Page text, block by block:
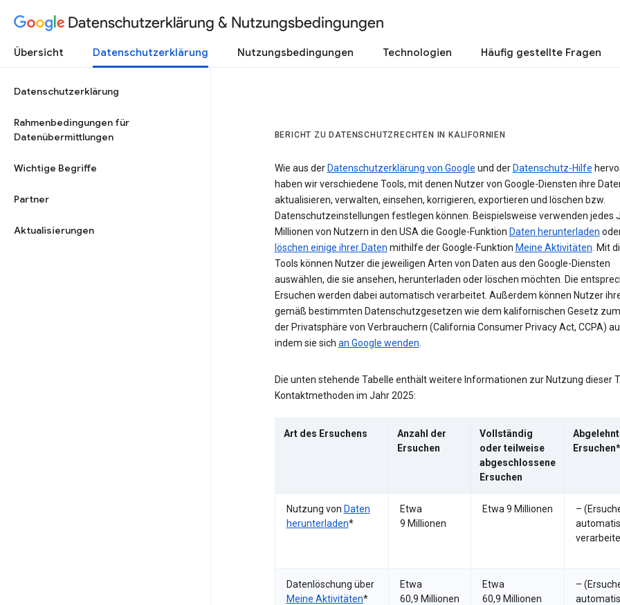
Datenschutzerklärung & Nutzungsbedingungen
Übersicht Datenschutzerklärung Nutzungsbedingungen Technologien Häufig gestellte Fragen
Datenschutzerklärung
Rahmenbedingungen für
Datenübermittlungen
Wichtige Begriffe
Partner
Aktualisierungen
BERICHT ZU DATENSCHUTZRECHTEN IN KALIFORNIEN
Wie aus der Datenschutzerklärung von Google und der Datenschutz-Hilfe
haben wir verschiedene Tools, mit denen Nutzer von Google-Diensten ihre
aktualisieren, verwalten, einsehen, korrigieren, exportieren und löschen bzw.
Datenschutzeinstellungen festlegen können. Beispielsweise verwenden jedes
Millionen von Nutzern in den USA die Google-Funktion Daten herunterladen
löschen einige ihrer Daten mithilfe der Google-Funktion Meine Aktivitäten. Mit
Tools können Nutzer die jeweiligen Arten von Daten aus den Google-Diensten
auswählen, die sie ansehen, herunterladen oder löschen möchten. Die
Ersuchen werden dabei automatisch verarbeitet. Außerdem können Nutzer
gemäß bestimmten Datenschutzgesetzen wie dem kalifornischen Gesetz
der Privatsphäre von Verbrauchern (California Consumer Privacy Act, CCPA)
indem sie sich an Google wenden.
Die unten stehende Tabelle enthält weitere Informationen zur Nutzung dieser
Kontaktmethoden im Jahr 2025:
Art des Ersuchens
Anzahl der
Ersuchen
Vollständig
oder teilweise
abgeschlossene
Ersuchen
Nutzung von Daten
herunterladen*
Etwa
9 Millionen
Etwa 9 Millionen
–
Datenlöschung über
Meine Aktivitäten*
Etwa
60,9 Millionen
Etwa
60,9 Millionen
–